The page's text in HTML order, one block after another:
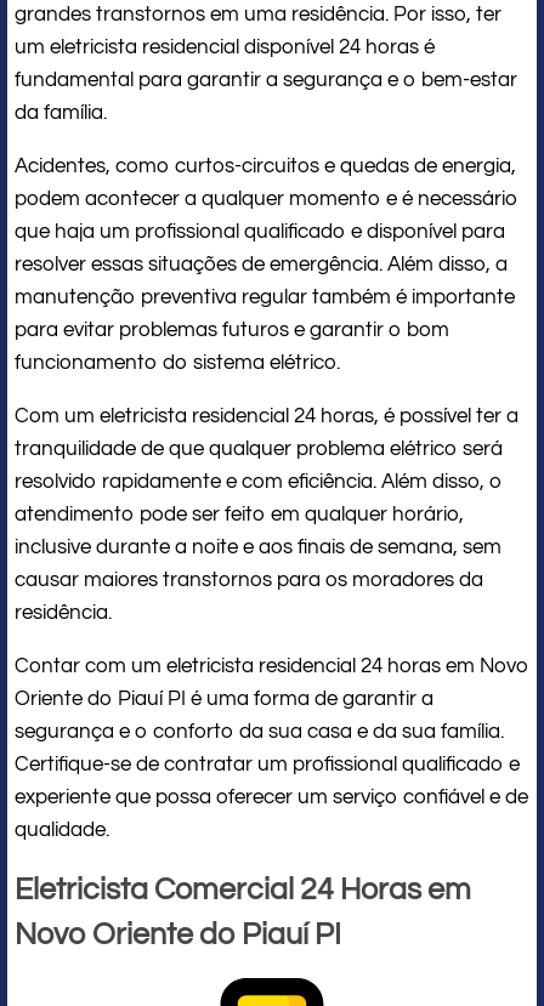
grandes transtornos em uma residência. Por isso, ter
um eletricista residencial disponível 24 horas é
fundamental para garantir a segurança e o bem-estar
da família.
Acidentes, como curtos-circuitos e quedas de energia,
podem acontecer a qualquer momento e é necessário
que haja um profissional qualificado e disponível para
resolver essas situações de emergência. Além disso, a
manutenção preventiva regular também é importante
para evitar problemas futuros e garantir o bom
funcionamento do sistema elétrico.
Com um eletricista residencial 24 horas, é possível ter a
tranquilidade de que qualquer problema elétrico será
resolvido rapidamente e com eficiência. Além disso, o
atendimento pode ser feito em qualquer horário,
inclusive durante a noite e aos finais de semana, sem
causar maiores transtornos para os moradores da
residência.
Contar com um eletricista residencial 24 horas em Novo
Oriente do Piauí PI é uma forma de garantir a
segurança e o conforto da sua casa e da sua família.
Certifique-se de contratar um profissional qualificado e
experiente que possa oferecer um serviço confiável e de
qualidade.
Eletricista Comercial 24 Horas em
Novo Oriente do Piauí PI